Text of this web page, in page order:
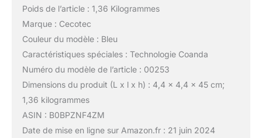
Poids de l’article : 1,36 Kilogrammes
Marque : Cecotec
Couleur du modèle : Bleu
Caractéristiques spéciales : Technologie Coanda
Numéro du modèle de l’article : 00253
Dimensions du produit (L x l x h) : 4,4 x 4,4 x 45 cm;
1,36 kilogrammes
ASIN : B0BPZNF4ZM
Date de mise en ligne sur Amazon.fr : 21 juin 2024